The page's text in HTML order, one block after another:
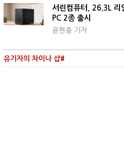
서린컴퓨터, 26.3L 리
PC 2종 출시
윤현종 기자
유기자의 차이나 샵#